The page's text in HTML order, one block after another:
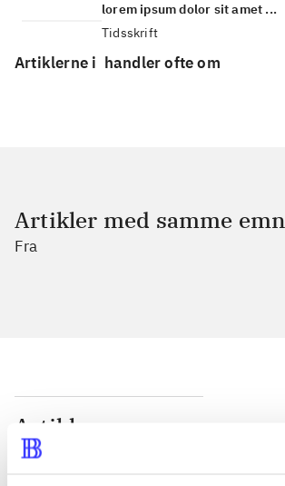
lorem ipsum dolor sit amet ...
Tidsskrift
Artiklerne i handler ofte om
Artikler med samme
Fra
Artikler
Alle registrerede artikler fordelt på